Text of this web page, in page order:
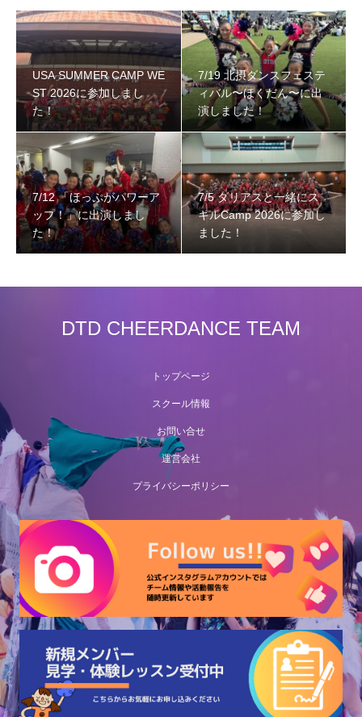
USA SUMMER CAMP WE
ST 2026に参加しまし
た！
7/19 北摂ダンスフェステ
ィバル〜ほくだん〜に出
演しました！
7/12 「ほっぷがパワーア
ップ！」に出演しまし
た！
7/5 ダリアスと一緒にス
キルCamp 2026に参加し
ました！
DTD CHEERDANCE TEAM
トップページ
スクール情報
お問い合せ
運営会社
プライバシーポリシー